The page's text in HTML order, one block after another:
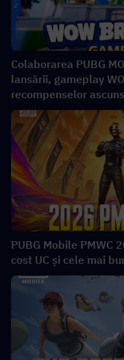
Colaborarea PUBG
lansării, gameplay
recompenselor
PUBG Mobile PMWC
cost UC și cele mai